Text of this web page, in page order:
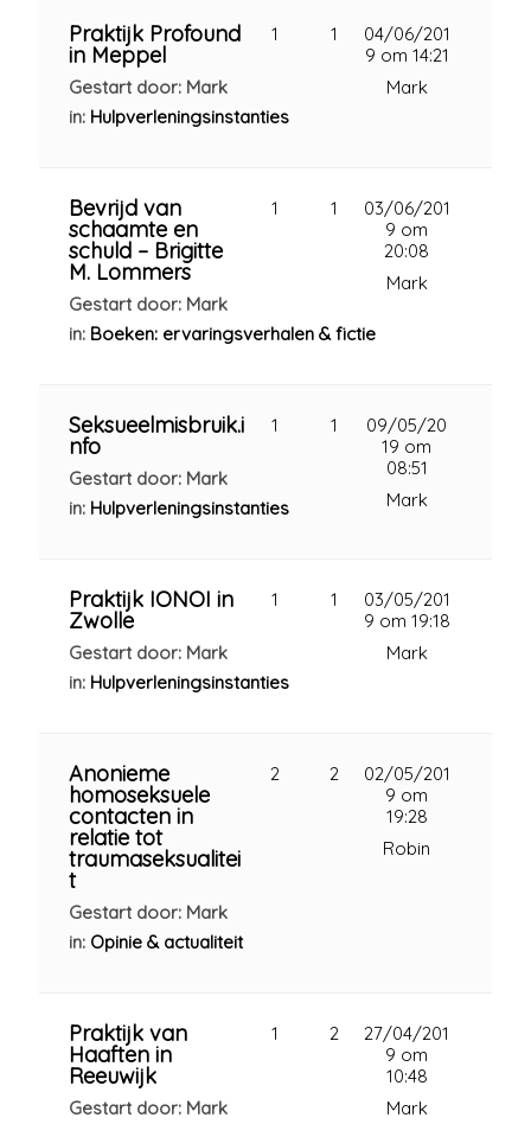
Praktijk Profound
in Meppel
Gestart door: Mark
in: Hulpverleningsinstanties
1 1
04/06/201
9 om 14:21
Mark
Bevrijd van
schaamte en
schuld – Brigitte
M. Lommers
Gestart door: Mark
in: Boeken: ervaringsverhalen & fictie
1 1
03/06/201
9 om
20:08
Mark
Seksueelmisbruik.i
nfo
Gestart door: Mark
in: Hulpverleningsinstanties
1 1
09/05/20
19 om
08:51
Mark
Praktijk IONOI in
Zwolle
Gestart door: Mark
in: Hulpverleningsinstanties
1 1
03/05/201
9 om 19:18
Mark
Anonieme
homoseksuele
contacten in
relatie tot
traumaseksualitei
t
Gestart door: Mark
in: Opinie & actualiteit
2 2
02/05/201
9 om
19:28
Robin
Praktijk van
Haaften in
Reeuwijk
Gestart door: Mark
1 2
27/04/201
9 om
10:48
Mark